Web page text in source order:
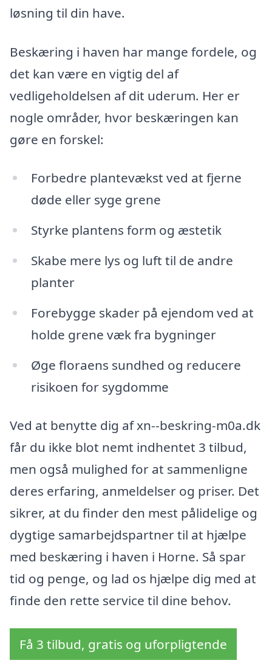
løsning til din have.
Beskæring i haven har mange fordele, og
det kan være en vigtig del af
vedligeholdelsen af dit uderum. Her er
nogle områder, hvor beskæringen kan
gøre en forskel:
Forbedre plantevækst ved at fjerne
døde eller syge grene
Styrke plantens form og æstetik
Skabe mere lys og luft til de andre
planter
Forebygge skader på ejendom ved at
holde grene væk fra bygninger
Øge floraens sundhed og reducere
risikoen for sygdomme
Ved at benytte dig af xn--beskring-m0a.dk
får du ikke blot nemt indhentet 3 tilbud,
men også mulighed for at sammenligne
deres erfaring, anmeldelser og priser. Det
sikrer, at du finder den mest pålidelige og
dygtige samarbejdspartner til at hjælpe
med beskæring i haven i Horne. Så spar
tid og penge, og lad os hjælpe dig med at
finde den rette service til dine behov.
Få 3 tilbud, gratis og uforpligtende